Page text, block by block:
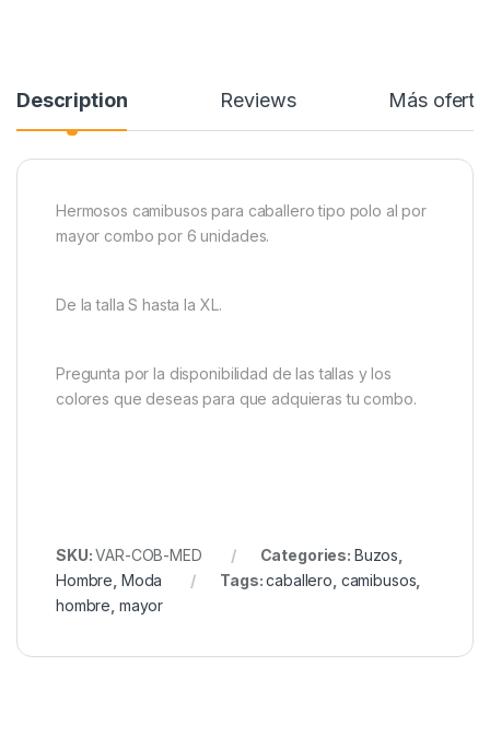
Description Reviews Más
Hermosos camibusos para caballero tipo polo al por
mayor combo por 6 unidades.
De la talla S hasta la XL.
Pregunta por la disponibilidad de las tallas y los
colores que deseas para que adquieras tu combo.
SKU:VAR-COB-MED Categories: Buzos
Hombre Moda Tags:caballero camibusos
hombre mayor